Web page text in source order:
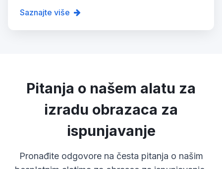
Saznajte više
Pitanja o našem alatu za
izradu obrazaca za
ispunjavanje
Pronađite odgovore na česta pitanja o našim